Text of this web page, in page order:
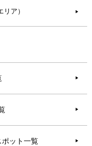
ア） ▶︎
ット一覧